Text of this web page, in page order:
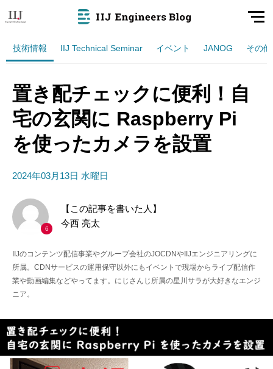
技術情報 IIJ Technical Seminar イベント JANOG その他
置き配チェックに便利！自
宅の玄関に Raspberry Pi
を使ったカメラを設置
2024年03月13日 水曜日
6
【この記事を書いた人】
今西 亮太
IIJのコンテンツ配信事業やグループ会社のJOCDNやIIJエンジニアリングに
所属。CDNサービスの運用保守以外にもイベントで現場からライブ配信作
業や動画編集などやってます。にじさんじ所属の星川サラが大好きなエンジ
ニア。